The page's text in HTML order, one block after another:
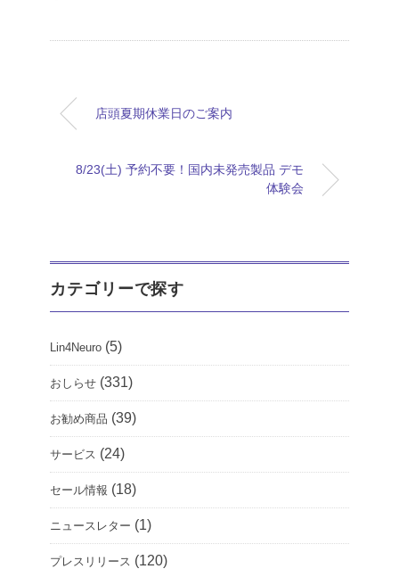
店頭夏期休業日のご案内
8/23(土) 予約不要！国内未発売製品 デモ
体験会
カテゴリーで探す
Lin4Neuro (5)
おしらせ (331)
お勧め商品 (39)
サービス (24)
セール情報 (18)
ニュースレター (1)
プレスリリース (120)